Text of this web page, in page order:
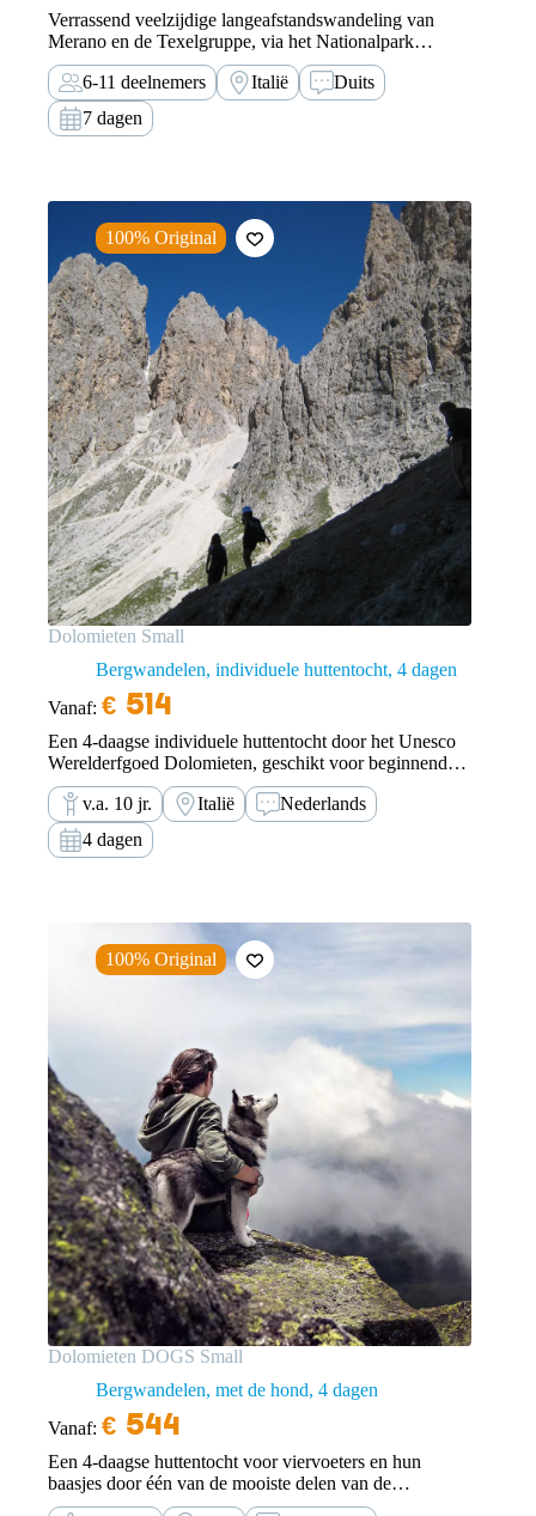
Verrassend veelzijdige langeafstandswandeling van
Merano en de Texelgruppe, via het Nationalpark
Stilferjoch en de Brenta naar het Lago di Garda.
6-11 deelnemers
Italië
Duits
7 dagen
100% Original
Dolomieten Small
Bergwandelen, individuele huttentocht 4 dagen
Vanaf: € 514
Een 4-daagse individuele huttentocht door het Unesco
Werelderfgoed Dolomieten, geschikt voor beginnende
en licht gevorderde bergwandelaars. Je loopt zelfstandig
en op eigen risico met behulp van onze wandelapp.
v.a. 10 jr. Italië
Nederlands
4 dagen
100% Original
Dolomieten DOGS Small
Bergwandelen, met de hond 4 dagen
Vanaf: € 544
Een 4-daagse huttentocht voor viervoeters en hun
baasjes door één van de mooiste delen van de
Dolomieten.